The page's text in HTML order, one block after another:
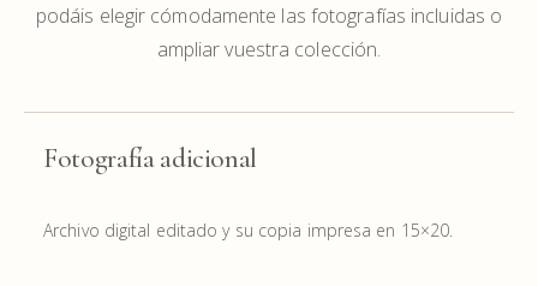
podáis elegir cómodamente las fotografías incluidas o
ampliar vuestra colección.
Fotografía adicional
Archivo digital editado y su copia impresa en 15×20.